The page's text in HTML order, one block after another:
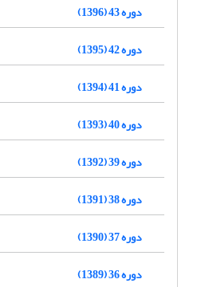
دوره 43 (1396)
دوره 42 (1395)
دوره 41 (1394)
دوره 40 (1393)
دوره 39 (1392)
دوره 38 (1391)
دوره 37 (1390)
دوره 36 (1389)